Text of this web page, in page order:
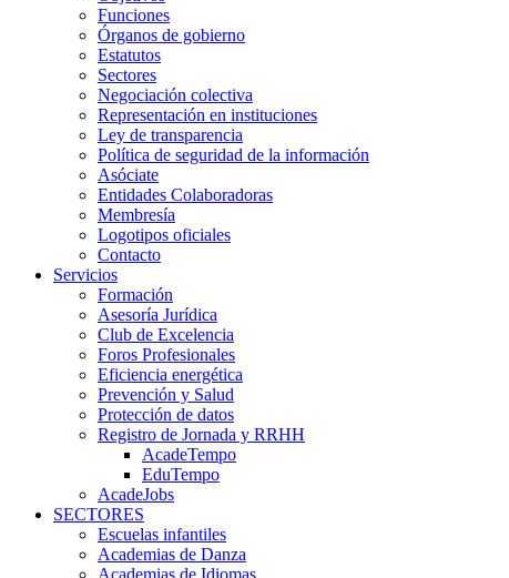
Funciones
Órganos de gobierno
Estatutos
Sectores
Negociación colectiva
Representación en instituciones
Ley de transparencia
Política de seguridad de la información
Asóciate
Entidades Colaboradoras
Membresía
Logotipos oficiales
Contacto
Servicios
Formación
Asesoría Jurídica
Club de Excelencia
Foros Profesionales
Eficiencia energética
Prevención y Salud
Protección de datos
Registro de Jornada y RRHH
AcadeTempo
EduTempo
AcadeJobs
SECTORES
Escuelas infantiles
Academias de Danza